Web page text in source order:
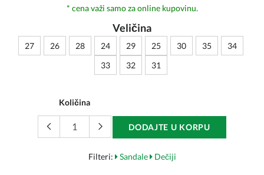
* cena važi samo za online kupovinu.
Veličina
27 26 28 24 29 25 30 35
34
33
32 31
Količina
DODAJTE U KORPU
Filteri: Sandale Dečiji